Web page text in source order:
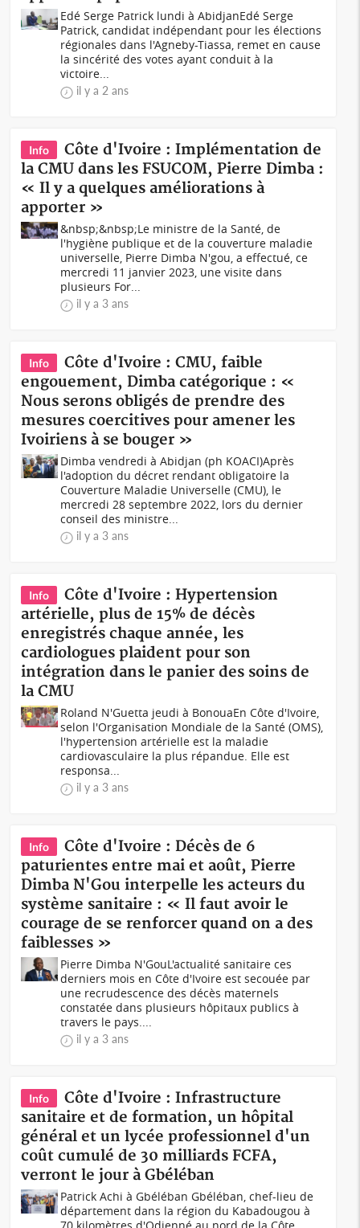
Edé Serge Patrick lundi à AbidjanEdé Serge
Patrick, candidat indépendant pour les élections
régionales dans l'Agneby-Tiassa, remet en cause
la sincérité des votes ayant conduit à la
victoire...
il y a 2 ans
Info
Côte d'Ivoire : Implémentation de
la CMU dans les FSUCOM, Pierre Dimba :
« Il y a quelques améliorations à
apporter »
&nbsp;&nbsp;Le ministre de la Santé, de
l'hygiène publique et de la couverture maladie
universelle, Pierre Dimba N'gou, a effectué, ce
mercredi 11 janvier 2023, une visite dans
plusieurs For...
il y a 3 ans
Info
Côte d'Ivoire : CMU, faible
engouement, Dimba catégorique : «
Nous serons obligés de prendre des
mesures coercitives pour amener les
Ivoiriens à se bouger »
Dimba vendredi à Abidjan (ph KOACI)Après
l'adoption du décret rendant obligatoire la
Couverture Maladie Universelle (CMU), le
mercredi 28 septembre 2022, lors du dernier
conseil des ministre...
il y a 3 ans
Info
Côte d'Ivoire : Hypertension
artérielle, plus de 15% de décès
enregistrés chaque année, les
cardiologues plaident pour son
intégration dans le panier des soins de
la CMU
Roland N'Guetta jeudi à BonouaEn Côte d'Ivoire,
selon l'Organisation Mondiale de la Santé (OMS),
l'hypertension artérielle est la maladie
cardiovasculaire la plus répandue. Elle est
responsa...
il y a 3 ans
Info
Côte d'Ivoire : Décès de 6
paturientes entre mai et août, Pierre
Dimba N'Gou interpelle les acteurs du
système sanitaire : « Il faut avoir le
courage de se renforcer quand on a des
faiblesses »
Pierre Dimba N'GouL'actualité sanitaire ces
derniers mois en Côte d'Ivoire est secouée par
une recrudescence des décès maternels
constatée dans plusieurs hôpitaux publics à
travers le pays....
il y a 3 ans
Info
Côte d'Ivoire : Infrastructure
sanitaire et de formation, un hôpital
général et un lycée professionnel d'un
coût cumulé de 30 milliards FCFA,
verront le jour à Gbéléban
Patrick Achi à Gbéléban Gbéléban, chef-lieu de
département dans la région du Kabadougou à